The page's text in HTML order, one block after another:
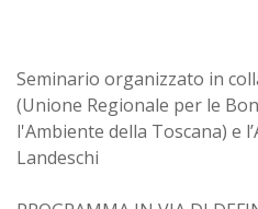
Seminario organizzato in
(Unione Regionale per le
l'Ambiente della Toscana) e
Landeschi